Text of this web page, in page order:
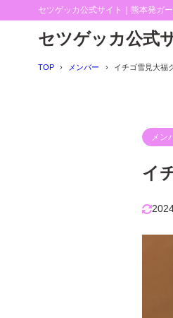
セツゲッカ公式サイト｜熊本発ガ
セツゲッカ公式
TOP メンバー イチゴ雪見大福
メン
イ